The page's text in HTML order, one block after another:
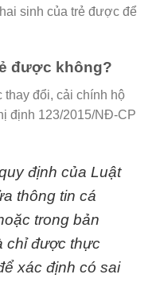
sinh của trẻ được để
được không?
thay đổi, cải chính hộ
định 123/2015/NĐ-CP
định của Luật
thông tin cá
trong bản
chỉ được thực
xác định có sai